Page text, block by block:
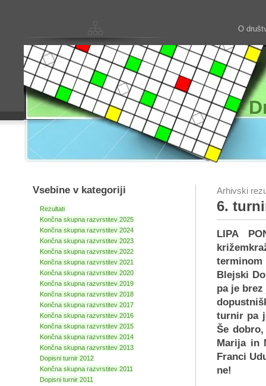
O
Vsebine v kategoriji
Rezultati
Končna skupna razvrstitev 2025
Končna skupna razvrstitev 2024
Končna skupna razvrstitev 2023
Končna skupna razvrstitev 2022
Končna skupna razvrstitev 2021
Končna skupna razvrstitev 2020
Končna skupna razvrstitev 2019
Končna skupna razvrstitev 2018
Končna skupna razvrstitev 2017
Končna skupna razvrstitev 2016
Končna skupna razvrstitev 2015
Končna skupna razvrstitev 2014
Končna skupna razvrstitev 2013
Dopisni turnir 2012
Končna skupna razvrstitev 2011
Dopisni turnir 2011
Arhivski
6.
LIPA
Blejski
pa je
turnir pa
Še
Marija in
Franci
ne!